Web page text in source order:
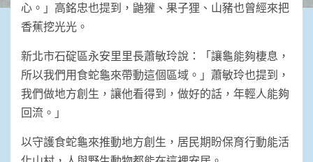
心。」高銘忠也提到，鼬獾、果子狸、山豬也曾經來把
香蕉挖光光。
新北市石碇區永安里里長蕭敏玲說：「讓龜能夠棲息，
所以我們用食蛇龜來帶動這個區域。」蕭敏玲也提到，
我們做地方創生，讓他看得到，做好的話，年輕人能夠
回流。」
以守護食蛇龜來推動地方創生，居民期盼保育行動能活